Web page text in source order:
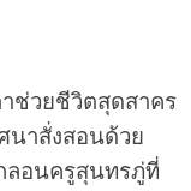
วยชีวิตสุดสาคร
นาสั่งสอนด้วย
ลอนครูสุนทรภู่ที่